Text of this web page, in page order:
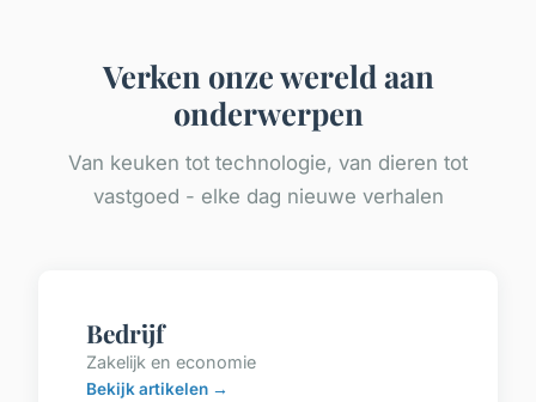
Verken onze wereld aan
onderwerpen
Van keuken tot technologie, van dieren tot
vastgoed - elke dag nieuwe verhalen
Bedrijf
Zakelijk en economie
Bekijk artikelen →